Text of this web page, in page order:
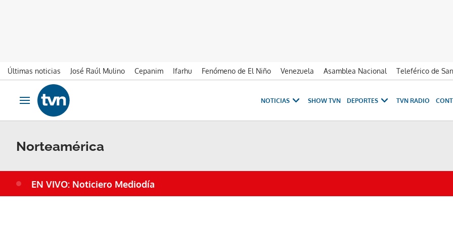
Últimas noticias José Raúl Mulino Cepanim Ifarhu Fenómeno de El Niño Venezuela Asamblea Nacional Teleférico de
Ir al contenido
Obrir navegació
NOTICIAS SHOW TVN DEPORTES TVN RADIO
Norteamérica
EN VIVO: Noticiero Mediodía